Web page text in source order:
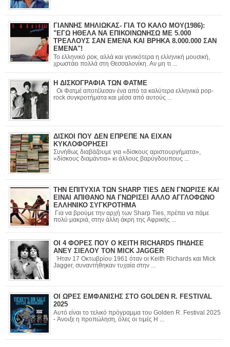
ΓΙΑΝΝΗΣ ΜΗΛΙΩΚΑΣ- ΓΙΑ ΤΟ ΚΑΛΟ ΜΟΥ(1986):
"ΕΓΩ ΗΘΕΛΑ ΝΑ ΕΠΙΚΟΙΝΩΝΗΣΩ ΜΕ 5.000
ΤΡΕΛΛΟΥΣ ΣΑΝ ΕΜΕΝΑ ΚΑΙ ΒΡΗΚΑ 8.000.000 ΣΑΝ
ΕΜΕΝΑ"!
Το ελληνικό ροκ, αλλά και γενικότερα η ελληνική μουσική,
χρωστάει πολλά στη Θεσσαλονίκη. Αν μη τι ...
Η ΔΙΣΚΟΓΡΑΦΙΑ ΤΩΝ ΦΑΤΜΕ
Οι Φατμέ αποτέλεσαν ένα από τα καλύτερα ελληνικά pop-
rock συγκροτήματα και μέσα από αυτούς ...
ΔΙΣΚΟΙ ΠΟΥ ΔΕΝ ΕΠΡΕΠΕ ΝΑ ΕΙΧΑΝ
ΚΥΚΛΟΦΟΡΗΣΕΙ
Συνήθως διαβάζουμε για «δίσκους αριστουργήματα»,
«δίσκους διαμάντια» κι άλλους βαρύγδουπους ...
ΤΗΝ ΕΠΙΤΥΧΙΑ ΤΩΝ SHARP TIES ΔΕΝ ΓΝΩΡΙΣΕ ΚΑΙ
ΕΙΝΑΙ ΑΠΙΘΑΝΟ ΝΑ ΓΝΩΡΙΣΕΙ ΑΛΛΟ ΑΓΓΛΟΦΩΝΟ
ΕΛΛΗΝΙΚΟ ΣΥΓΚΡΟΤΗΜΑ
Για να βρούμε την αρχή των Sharp Ties, πρέπει να πάμε
πολύ μακριά, στην άλλη άκρη της Αφρικής ...
ΟΙ 4 ΦΟΡΕΣ ΠΟΥ Ο KEITH RICHARDS ΠΗΔΗΣΕ
ΑΝΕΥ ΣΙΕΛΟΥ ΤΟΝ MICK JAGGER
Ήταν 17 Οκτωβρίου 1961 όταν οι Keith Richards και Mick
Jagger, συναντήθηκαν τυχαία στην ...
ΟΙ ΩΡΕΣ ΕΜΦΑΝΙΣΗΣ ΣΤΟ GOLDEN R. FESTIVAL
2025
Αυτό είναι το τελικό πρόγραμμα του Golden R. Festival 2025
- Άνοιξε η προπώληση, όλες οι τιμές Η ...